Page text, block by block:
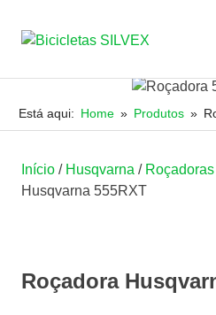
content
&
LDA
Está aqui: Home Produtos
Início / Husqvarna /
Husqvarna 555RXT
Roçadora